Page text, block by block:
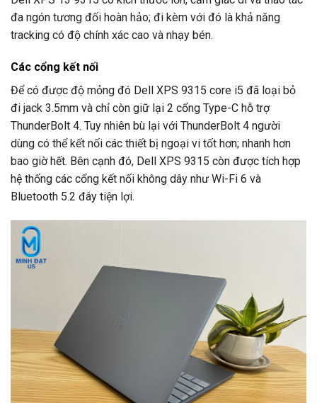
đa ngón tương đối hoàn hảo; đi kèm với đó là khả năng
tracking có độ chính xác cao và nhạy bén.
Các cổng kết nối
Để có được độ mỏng đó Dell XPS 9315 core i5 đã loại bỏ
đi jack 3.5mm và chỉ còn giữ lại 2 cổng Type-C hỗ trợ
ThunderBolt 4. Tuy nhiên bù lại với ThunderBolt 4 người
dùng có thể kết nối các thiết bị ngoại vi tốt hơn; nhanh hơn
bao giờ hết. Bên cạnh đó, Dell XPS 9315 còn được tích hợp
hệ thống các cổng kết nối không dây như Wi-Fi 6 và
Bluetooth 5.2 đây tiện lợi.